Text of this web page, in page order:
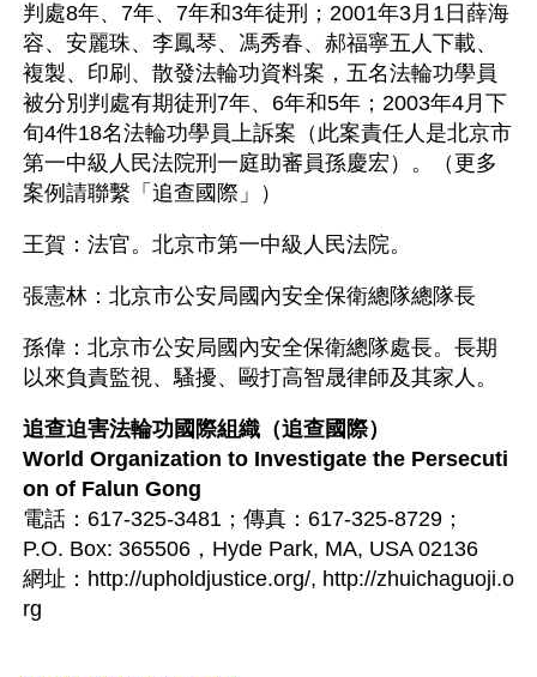
判處8年、7年、7年和3年徒刑；2001年3月1日薛海
容、安麗珠、李鳳琴、馮秀春、郝福寧五人下載、
複製、印刷、散發法輪功資料案，五名法輪功學員
被分別判處有期徒刑7年、6年和5年；2003年4月下
旬4件18名法輪功學員上訴案（此案責任人是北京市
第一中級人民法院刑一庭助審員孫慶宏）。（更多
案例請聯繫「追查國際」）
王賀：法官。北京市第一中級人民法院。
張憲林：北京市公安局國內安全保衛總隊總隊長
孫偉：北京市公安局國內安全保衛總隊處長。長期
以來負責監視、騷擾、毆打高智晟律師及其家人。
追查迫害法輪功國際組織（追查國際）
World Organization to Investigate the Persecuti
on of Falun Gong
電話：617-325-3481；傳真：617-325-8729；
P.O. Box: 365506，Hyde Park, MA, USA 02136
網址：http://upholdjustice.org/, http://zhuichaguoji.o
rg